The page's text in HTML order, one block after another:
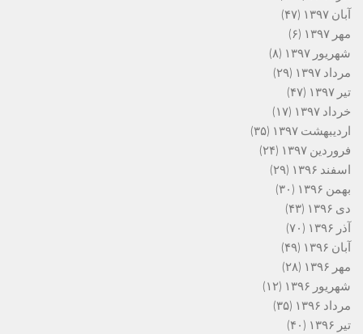
آبان ۱۳۹۷
(۴۷)
مهر ۱۳۹۷
(۶)
شهریور ۱۳۹۷
(۸)
مرداد ۱۳۹۷
(۲۹)
تیر ۱۳۹۷
(۴۷)
خرداد ۱۳۹۷
(۱۷)
اردیبهشت ۱۳۹۷
(۳۵)
فروردین ۱۳۹۷
(۲۴)
اسفند ۱۳۹۶
(۲۹)
بهمن ۱۳۹۶
(۳۰)
دی ۱۳۹۶
(۴۳)
آذر ۱۳۹۶
(۷۰)
آبان ۱۳۹۶
(۴۹)
مهر ۱۳۹۶
(۲۸)
شهریور ۱۳۹۶
(۱۲)
مرداد ۱۳۹۶
(۳۵)
تیر ۱۳۹۶
(۴۰)